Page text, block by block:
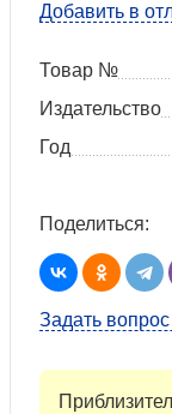
Добавить в
Товар №
Издательство
Год
Поделиться:
Задать